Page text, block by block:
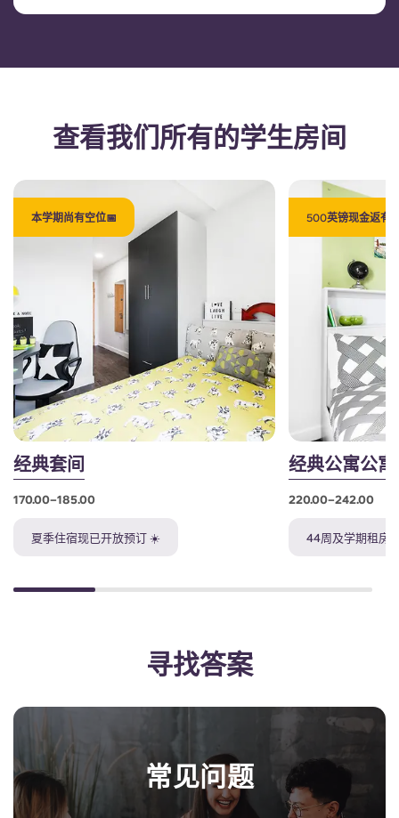
查看我们所有的学生房间
本学期尚有空位📅
经典套间
170.00–185.00
夏季住宿现已开放预订 ☀️
500英镑现金返有
经典公寓公
220.00–242.00
44周及学期租房
寻找答案
常见问题